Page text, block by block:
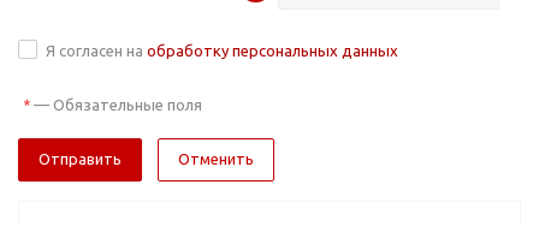
Я согласен на обработку персональных данных
* — Обязательные поля
Отменить